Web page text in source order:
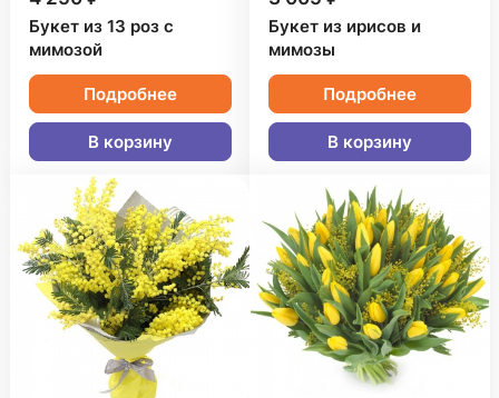
Букет из 13 роз с
мимозой
Подробнее
В корзину
Букет из ирисов и
мимозы
Подробнее
В корзину